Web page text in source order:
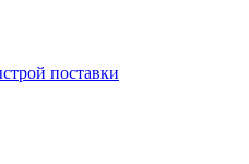
поставки